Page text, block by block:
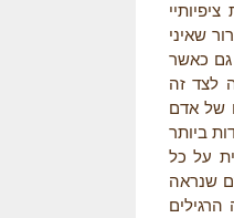
שאיני
גם כאשר
לצד זה
של אדם
ביותר
על כל
שנראה